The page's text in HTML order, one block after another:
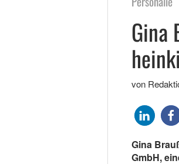
Gina
von
Gina
GmbH,